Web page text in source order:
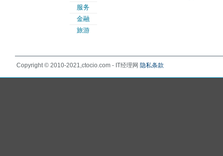
服务
金融
旅游
Copyright © 2010-2021,ctocio.com - IT经理网 隐私条款